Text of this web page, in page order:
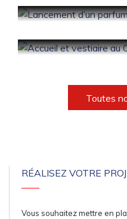
Orange
Kenzo chez
Toutes
RÉALISEZ VOTRE
Vous souhaitez mettre en